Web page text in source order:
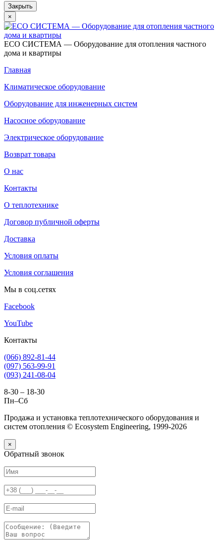
Закрыть
×
ECO СИСТЕМА — Оборудование для отопления частного
дома и квартиры
Главная
Климатическое оборудование
Оборудование для инженерных систем
Насосное оборудование
Электрическое оборудование
Возврат товара
О нас
Контакты
О теплотехнике
Договор публичной оферты
Доставка
Условия оплаты
Условия соглашения
Мы в соц.сетях
Facebook
YouTube
Контакты
(066) 892-81-44
(097) 563-99-91
(093) 241-08-04
8-30 – 18-30
Пн–Сб
Продажа и установка теплотехнического оборудования и
систем отопления © Ecosystem Engineering, 1999-2026
×
Обратный звонок